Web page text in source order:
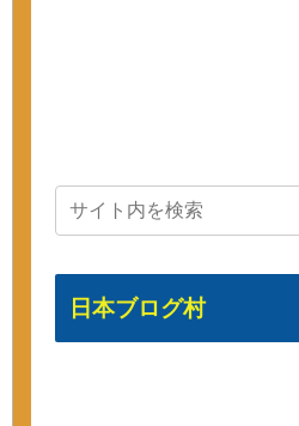
日本ブログ村